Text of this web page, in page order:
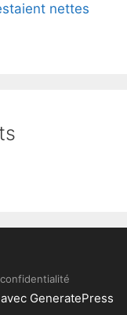
nettes
GeneratePress